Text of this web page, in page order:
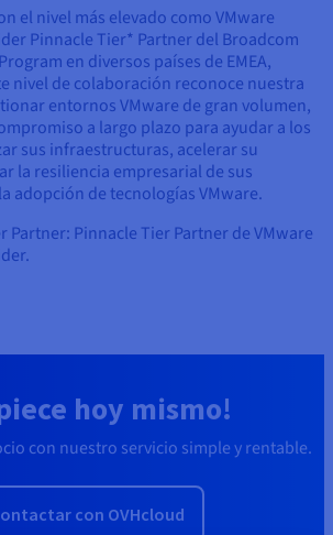
el nivel más elevado como VMware
Pinnacle Tier* Partner del Broadcom
en diversos países de EMEA,
nivel de colaboración reconoce nuestra
entornos VMware de gran volumen,
a largo plazo para ayudar a los
sus infraestructuras, acelerar su
la resiliencia empresarial de sus
adopción de tecnologías VMware.
Partner: Pinnacle Tier Partner de VMware
hoy mismo!
con nuestro servicio simple y rentable.
con OVHcloud